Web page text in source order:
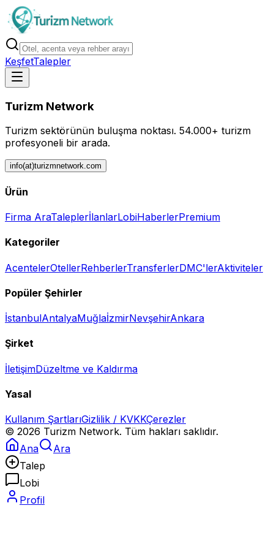
KeşfetTalepler
Turizm Network
Turizm sektörünün buluşma noktası. 54.000+ turizm
profesyoneli bir arada.
info(at)turizmnetwork.com
Ürün
Firma AraTaleplerİlanlarLobiHaberlerPremium
Kategoriler
AcentelerOtellerRehberlerTransferlerDMC'lerAktiviteler
Popüler Şehirler
İstanbulAntalyaMuğlaİzmirNevşehirAnkara
Şirket
İletişimDüzeltme ve Kaldırma
Yasal
Kullanım ŞartlarıGizlilik / KVKKÇerezler
© 2026 Turizm Network. Tüm hakları saklıdır.
Ana
Ara
Talep
Lobi
Profil